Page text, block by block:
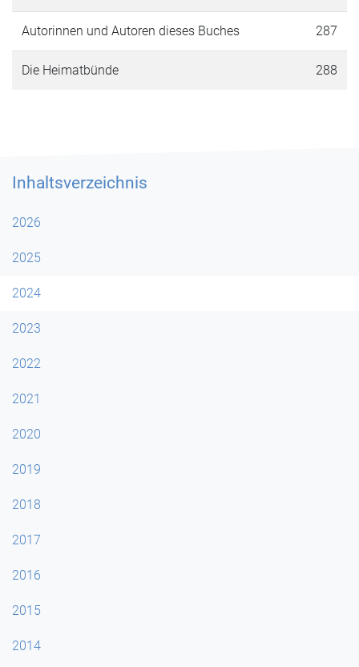
Autorinnen und Autoren dieses Buches 287
Die Heimatbünde 288
Inhaltsverzeichnis
2026
2025
2024
2023
2022
2021
2020
2019
2018
2017
2016
2015
2014